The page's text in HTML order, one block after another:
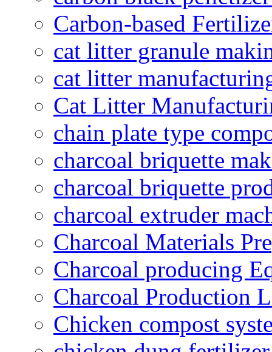
Carbon-based
cat litter granule
cat litter
Cat Litter
chain plate type
charcoal briquette
charcoal briquette
charcoal extruder
Charcoal Materials
Charcoal producing
Charcoal Production
Chicken compost